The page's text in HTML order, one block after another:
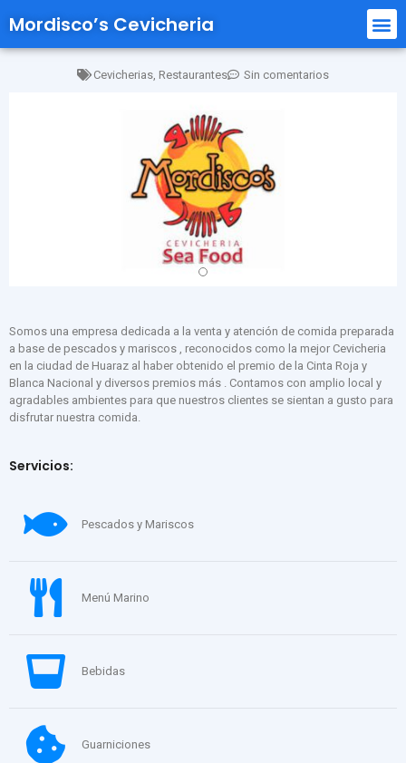
Mordisco’s Cevicheria
Cevicherias, Restaurantes Sin comentarios
Somos una empresa dedicada a la venta y atención de comida preparada
a base de pescados y mariscos , reconocidos como la mejor Cevicheria
en la ciudad de Huaraz al haber obtenido el premio de la Cinta Roja y
Blanca Nacional y diversos premios más . Contamos con amplio local y
agradables ambientes para que nuestros clientes se sientan a gusto para
disfrutar nuestra comida.
Servicios:
Pescados y Mariscos
Menú Marino
Bebidas
Guarniciones